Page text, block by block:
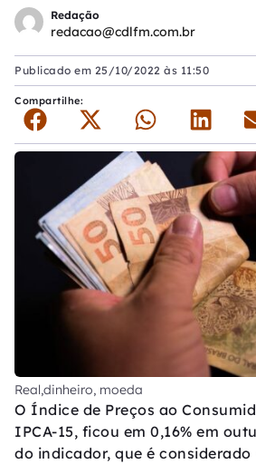
Redação
redacao@cdlfm.com.br
Publicado em 25/10/2022 às 11:50
Compartilhe:
Real,dinheiro, moeda
O Índice de Preços ao
IPCA-15, ficou em 0,16% em
do indicador, que é considerado